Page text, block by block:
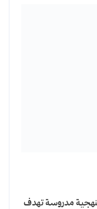
مدروسة تهدف